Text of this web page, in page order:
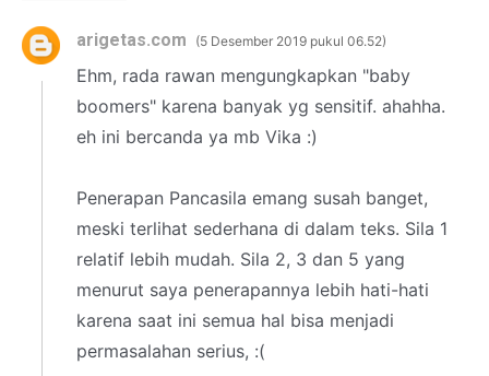
arigetas.com 5 Desember 2019 pukul 06.52
Ehm, rada rawan mengungkapkan "baby
boomers" karena banyak yg sensitif. ahahha.
eh ini bercanda ya mb Vika :)
Penerapan Pancasila emang susah banget,
meski terlihat sederhana di dalam teks. Sila 1
relatif lebih mudah. Sila 2, 3 dan 5 yang
menurut saya penerapannya lebih hati-hati
karena saat ini semua hal bisa menjadi
permasalahan serius, :(